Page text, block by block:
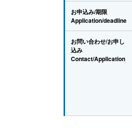
お申込み/期限
Application/deadline
お問い合わせ/お申し
込み
Contact/Application